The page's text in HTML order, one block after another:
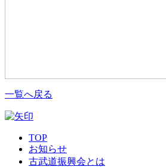
一覧へ戻る
TOP
お知らせ
古武道振興会とは